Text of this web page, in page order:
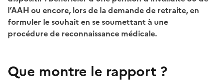
l’AAH ou encore, lors de la demande de retraite, en
formuler le souhait en se soumettant à une
procédure de reconnaissance médicale.
Que montre le rapport ?